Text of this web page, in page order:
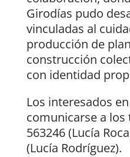
Girodías pudo
vinculadas al
producción de
construcción
con identidad
Los interesados
comunicarse a los
563246 (Lucía
(Lucía Rodríguez).